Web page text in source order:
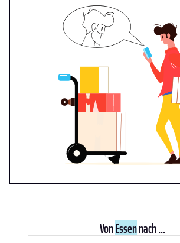
VonEssennach ...